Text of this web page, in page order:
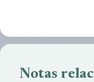
Notas
Editorial UNRN